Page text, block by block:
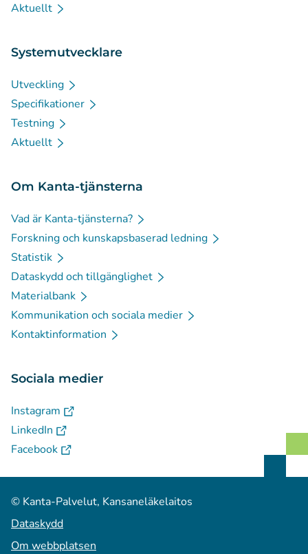
Aktuellt
Systemutvecklare
Utveckling
Specifikationer
Testning
Aktuellt
Om Kanta-tjänsterna
Vad är Kanta-tjänsterna?
Forskning och kunskapsbaserad ledning
Statistik
Dataskydd och tillgänglighet
Materialbank
Kommunikation och sociala medier
Kontaktinformation
Sociala medier
Instagram Avautuu uuteen välilehteen
LinkedIn Avautuu uuteen välilehteen
Facebook( Avautuu uuteen välilehteen
© Kanta-Palvelut, Kansaneläkelaitos
Dataskydd
Om webbplatsen